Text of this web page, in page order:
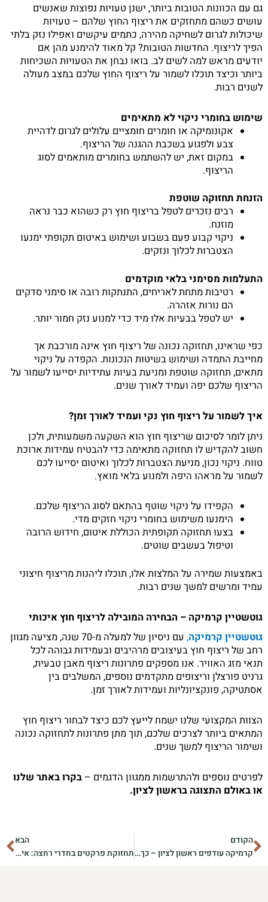
גם עם הכוונות הטובות ביותר, ישנן טעויות נפוצות שאנשים
עושים כשהם מתחזקים את ריצוף החוץ שלהם – טעויות
שיכולות לגרום לשחיקה מהירה, כתמים עיקשים ואפילו נזק בלתי
הפיך לריצוף. החדשות הטובות? קל מאוד להימנע מהן אם
יודעים מראש למה לשים לב. בואו נבחן את הטעויות השכיחות
ביותר וכיצד תוכלו לשמור על ריצוף החוץ שלכם במצב מעולה
לשנים רבות.
שימוש בחומרי ניקוי לא מתאימים
אקונומיקה או חומרים חומציים עלולים לגרום לדהיית
צבע ולפגוע בשכבת ההגנה של הריצוף.
במקום זאת, יש להשתמש בחומרים מותאמים לסוג
הריצוף.
הזנחת תחזוקה שוטפת
רבים נזכרים לטפל בריצוף חוץ רק כשהוא כבר נראה
מוזנח.
ניקוי קבוע פעם בשבוע ושימוש באיטום תקופתי ימנעו
הצטברות לכלוך ונזקים.
התעלמות מסימני בלאי מוקדמים
רטיבות מתחת לאריחים, התנתקות רובה או סימני סדקים
הם נורות אזהרה.
יש לטפל בבעיות אלו מיד כדי למנוע נזק חמור יותר.
כפי שראינו, תחזוקה נכונה של ריצוף חוץ אינה מורכבת אך
מחייבת התמדה ושימוש בשיטות הנכונות. הקפדה על ניקוי
מתאים, תחזוקה שוטפת ומניעת בעיות עתידיות יסייעו לשמור על
הריצוף שלכם יפה ועמיד לאורך שנים.
איך לשמור על ריצוף חוץ נקי ועמיד לאורך זמן?
ניתן לומר לסיכום שריצוף חוץ הוא השקעה משמעותית, ולכן
חשוב להקדיש לו תחזוקה מתאימה כדי להבטיח עמידות ארוכת
טווח. ניקוי נכון, מניעת הצטברות לכלוך ואיטום יסייעו לכם
לשמור על מראהו היפה ולמנוע בלאי מואץ.
הקפידו על ניקוי שוטף בהתאם לסוג הריצוף שלכם.
הימנעו משימוש בחומרי ניקוי חזקים מדי.
בצעו תחזוקה תקופתית הכוללת איטום, חידוש הרובה
וטיפול בעשבים שוטים.
באמצעות שמירה על המלצות אלו, תוכלו ליהנות מריצוף חיצוני
עמיד ומרשים למשך שנים רבות.
גוטשטיין קרמיקה – הבחירה המובילה לריצוף חוץ איכותי
גוטשטיין קרמיקה,
עם ניסיון של למעלה מ-70 שנה, מציעה מגוון
רחב של ריצוף חוץ בעיצובים מרהיבים ובעמידות גבוהה לכל
תנאי מזג האוויר. אנו מספקים פתרונות ריצוף מאבן טבעית,
גרניט פורצלן וריצופים מתקדמים נוספים, המשלבים בין
אסתטיקה, פונקציונליות ועמידות לאורך זמן.
הצוות המקצועי שלנו ישמח לייעץ לכם כיצד לבחור ריצוף חוץ
המתאים ביותר לצרכים שלכם, תוך מתן פתרונות לתחזוקה נכונה
ושימור הריצוף למשך שנים.
לפרטים נוספים ולהתרשמות ממגוון הדגמים – בקרו באתר שלנו
או באולם התצוגה בראשון לציון.
קודם
הקודם
קרמיקה עודפים ראשון לציון – כך תשדרגו את הבית בעיצוב חכם ומקורי
הבא
תחזוקת פרקטים בחדרי רחצה: איך לשמור עליהם לאורך זמן?